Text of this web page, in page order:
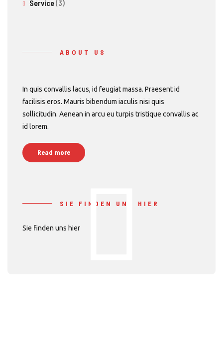
Service(3)
ABOUT US
In quis convallis lacus, id feugiat massa. Praesent id
facilisis eros. Mauris bibendum iaculis nisi quis
sollicitudin. Aenean in arcu eu turpis tristique convallis ac
id lorem.
Read more
SIE FINDEN UNS HIER
Sie finden uns hier